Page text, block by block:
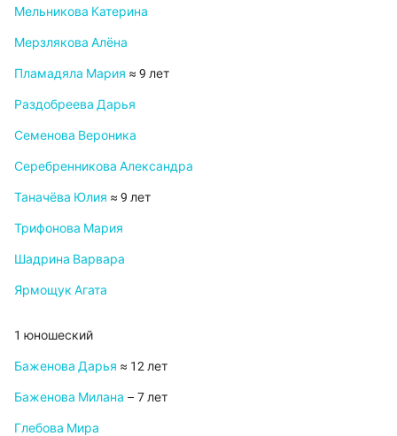
Мельникова Катерина
Мерзлякова Алёна
Пламадяла Мария ≈ 9 лет
Раздобреева Дарья
Семенова Вероника
Серебренникова Александра
Таначёва Юлия ≈ 9 лет
Трифонова Мария
Шадрина Варвара
Ярмощук Агата
1 юношеский
Баженова Дарья ≈ 12 лет
Баженова Милана – 7 лет
Глебова Мира